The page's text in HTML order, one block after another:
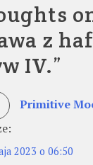
z
IV.”
Primitive
2023 o 06:50